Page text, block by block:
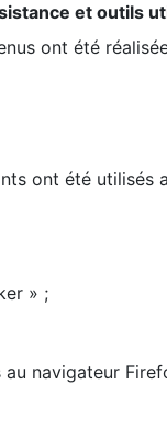
et outils
ont été
ont été utilisés
» ;
navigateur